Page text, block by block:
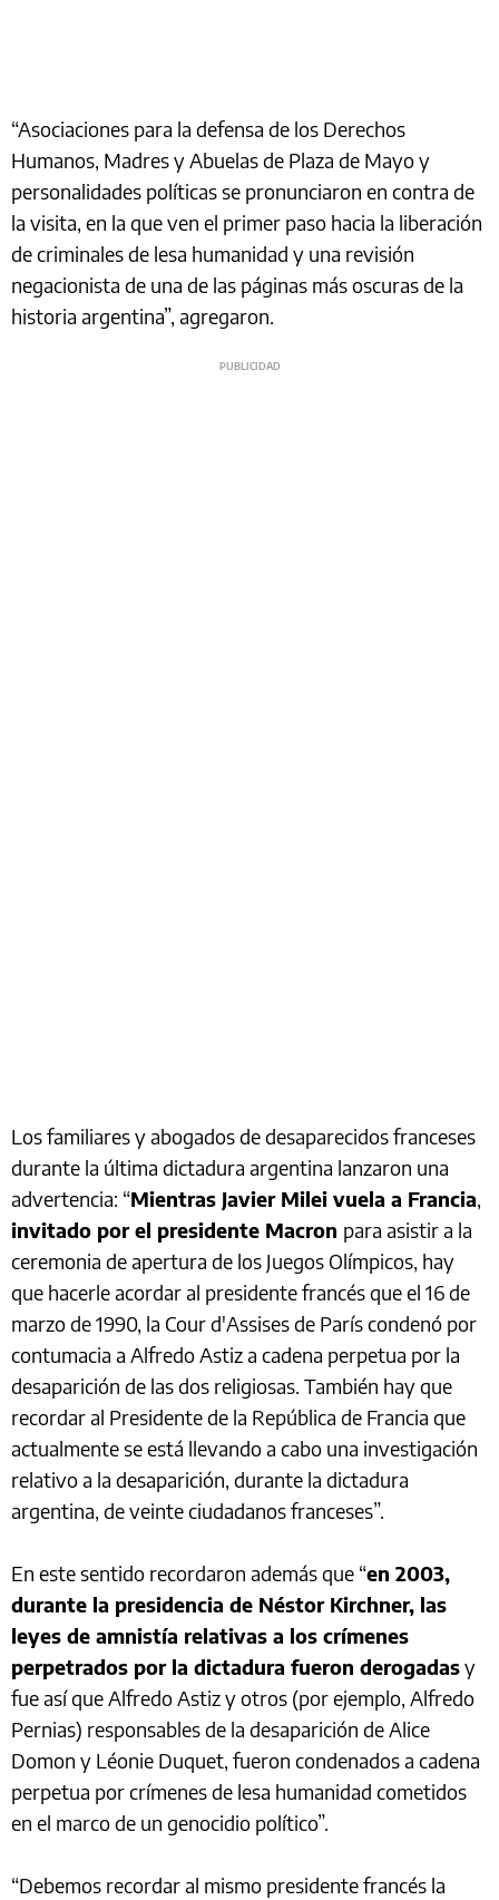
“Asociaciones para la defensa de los Derechos
Humanos, Madres y Abuelas de Plaza de Mayo y
personalidades políticas se pronunciaron en contra de
la visita, en la que ven el primer paso hacia la liberación
de criminales de lesa humanidad y una revisión
negacionista de una de las páginas más oscuras de la
historia argentina”, agregaron.
Los familiares y abogados de desaparecidos franceses
durante la última dictadura argentina lanzaron una
advertencia: “Mientras Javier Milei vuela a Francia,
invitado por el presidente Macron para asistir a la
ceremonia de apertura de los Juegos Olímpicos, hay
que hacerle acordar al presidente francés que el 16 de
marzo de 1990, la Cour d'Assises de París condenó por
contumacia a Alfredo Astiz a cadena perpetua por la
desaparición de las dos religiosas. También hay que
recordar al Presidente de la República de Francia que
actualmente se está llevando a cabo una investigación
relativo a la desaparición, durante la dictadura
argentina, de veinte ciudadanos franceses”.
En este sentido recordaron además que “en 2003,
durante la presidencia de Néstor Kirchner, las
leyes de amnistía relativas a los crímenes
perpetrados por la dictadura fueron derogadasy
fue así que Alfredo Astiz y otros (por ejemplo, Alfredo
Pernias) responsables de la desaparición de Alice
Domon y Léonie Duquet, fueron condenados a cadena
perpetua por crímenes de lesa humanidad cometidos
en el marco de un genocidio político”.
“Debemos recordar al mismo presidente francés la